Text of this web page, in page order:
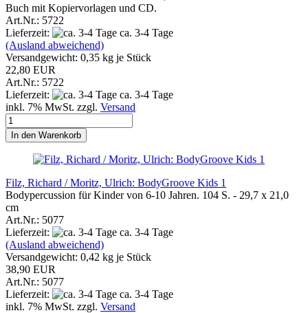
Buch mit Kopiervorlagen und CD.
Art.Nr.: 5722
Lieferzeit:
ca. 3-4 Tage
(Ausland abweichend)
Versandgewicht: 0,35 kg je Stück
22,80 EUR
Art.Nr.: 5722
Lieferzeit:
ca. 3-4 Tage
inkl. 7% MwSt. zzgl. Versand
In den Warenkorb
Filz, Richard / Moritz, Ulrich: BodyGroove Kids 1
Bodypercussion für Kinder von 6-10 Jahren. 104 S. - 29,7 x 21,0
cm
Art.Nr.: 5077
Lieferzeit:
ca. 3-4 Tage
(Ausland abweichend)
Versandgewicht: 0,42 kg je Stück
38,90 EUR
Art.Nr.: 5077
Lieferzeit:
ca. 3-4 Tage
inkl. 7% MwSt. zzgl. Versand